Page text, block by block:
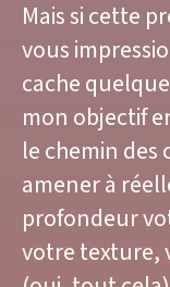
Mais si cette
vous
cache
mon objectif
le chemin des
amener à
profondeur
votre texture,